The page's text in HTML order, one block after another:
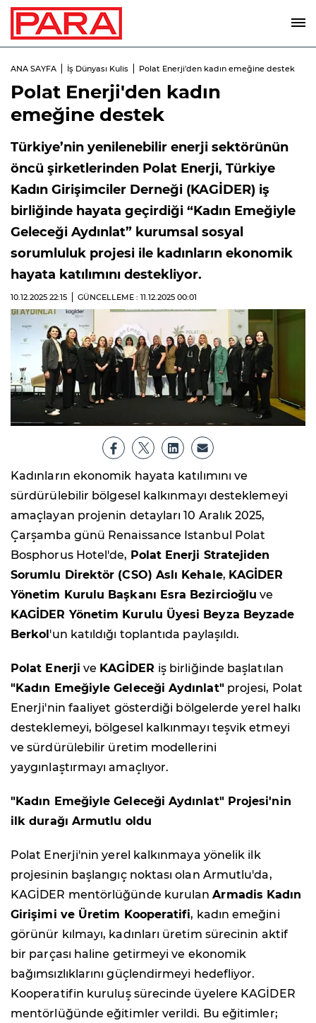
ANA SAYFA İş Dünyası Kulis Polat Enerji'den kadın emeğine destek
Polat Enerji'den kadın
emeğine destek
Türkiye’nin yenilenebilir enerji sektörünün
öncü şirketlerinden Polat Enerji, Türkiye
Kadın Girişimciler Derneği (KAGİDER) iş
birliğinde hayata geçirdiği “Kadın Emeğiyle
Geleceği Aydınlat” kurumsal sosyal
sorumluluk projesi ile kadınların ekonomik
hayata katılımını destekliyor.
10.12.2025 22:15 GÜNCELLEME : 11.12.2025 00:01
Kadınların ekonomik hayata katılımını ve
sürdürülebilir bölgesel kalkınmayı desteklemeyi
amaçlayan projenin detayları 10 Aralık 2025,
Çarşamba günü Renaissance Istanbul Polat
Bosphorus Hotel'de, Polat Enerji Stratejiden
Sorumlu Direktör (CSO) Aslı Kehale, KAGİDER
Yönetim Kurulu Başkanı Esra Bezircioğlu ve
KAGİDER Yönetim Kurulu Üyesi Beyza Beyzade
Berkol'un katıldığı toplantıda paylaşıldı.
Polat Enerji ve KAGİDER iş birliğinde başlatılan
"Kadın Emeğiyle Geleceği Aydınlat"projesi, Polat
Enerji'nin faaliyet gösterdiği bölgelerde yerel halkı
desteklemeyi, bölgesel kalkınmayı teşvik etmeyi
ve sürdürülebilir üretim modellerini
yaygınlaştırmayı amaçlıyor.
"Kadın Emeğiyle Geleceği Aydınlat" Projesi'nin
ilk durağı Armutlu oldu
Polat Enerji'nin yerel kalkınmaya yönelik ilk
projesinin başlangıç noktası olan Armutlu'da,
KAGİDER mentörlüğünde kurulanArmadis Kadın
Girişimi ve Üretim Kooperatifi, kadın emeğini
görünür kılmayı, kadınları üretim sürecinin aktif
bir parçası haline getirmeyi ve ekonomik
bağımsızlıklarını güçlendirmeyi hedefliyor.
Kooperatifin kuruluş sürecinde üyelere KAGİDER
mentörlüğünde eğitimler verildi. Bu eğitimler;